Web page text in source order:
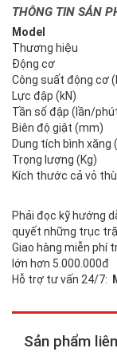
THÔNG TIN SẢN
Model
Thương hiệu
Động cơ
Công suất động cơ
Lực đập (kN)
Tần số đập (lần/
Biên độ giật (mm)
Dung tích bình xăng
Trọng lượng (Kg)
Kích thước cả vỏ
Phải đọc kỹ hướng
quyết những trục
Giao hàng miễn phí
lớn hơn 5.000.000đ
Hỗ trợ tư vấn 24/7:
Sản phẩm